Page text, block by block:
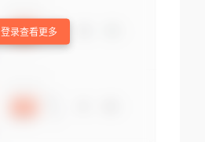
登录查看更多